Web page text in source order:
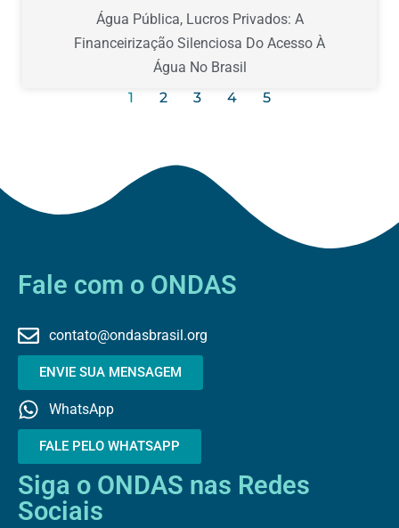
Água Pública, Lucros Privados: A
Financeirização Silenciosa Do Acesso À
Água No Brasil
1
2 3 4 5
Fale com o ONDAS
contato@ondasbrasil.org
ENVIE SUA MENSAGEM
WhatsApp
FALE PELO WHATSAPP
Siga o ONDAS nas Redes
Sociais